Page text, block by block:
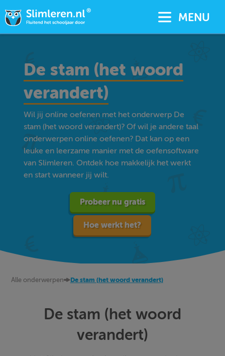
MENU
De stam (het woord
verandert)
Wil jij online oefenen met het onderwerp De
stam (het woord verandert)? Of wil je andere taal
onderwerpen online oefenen? Dat kan op een
leuke en leerzame manier met de oefensoftware
van Slimleren. Ontdek hoe makkelijk het werkt
en start wanneer jij wilt.
Probeer nu gratis
Hoe werkt het?
Alle onderwerpen De stam (het woord verandert)
De stam (het woord
verandert)